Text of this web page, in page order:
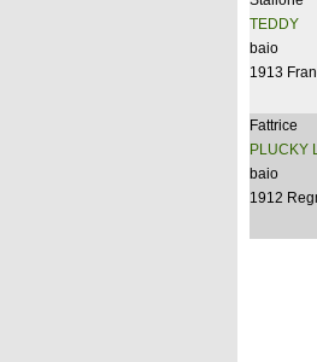
TEDDY
baio
1913
Fattrice
PLUCKY
baio
1912